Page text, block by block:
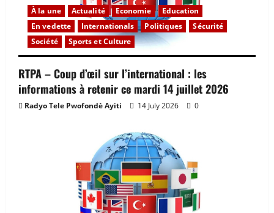
À la une Actualité Economie
Education
En vedette
Internationals Politiques
Sécurité
Société
Sports et Culture
RTPA – Coup d’œil sur l’international : les
informations à retenir ce mardi 14 juillet 2026
Radyo Tele Pwofondè Ayiti 14 July 2026 0